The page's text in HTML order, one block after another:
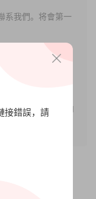
系我們。将會第一
家參考、學習，
權歸原著所有，
，請于24小時之内
接錯誤，請